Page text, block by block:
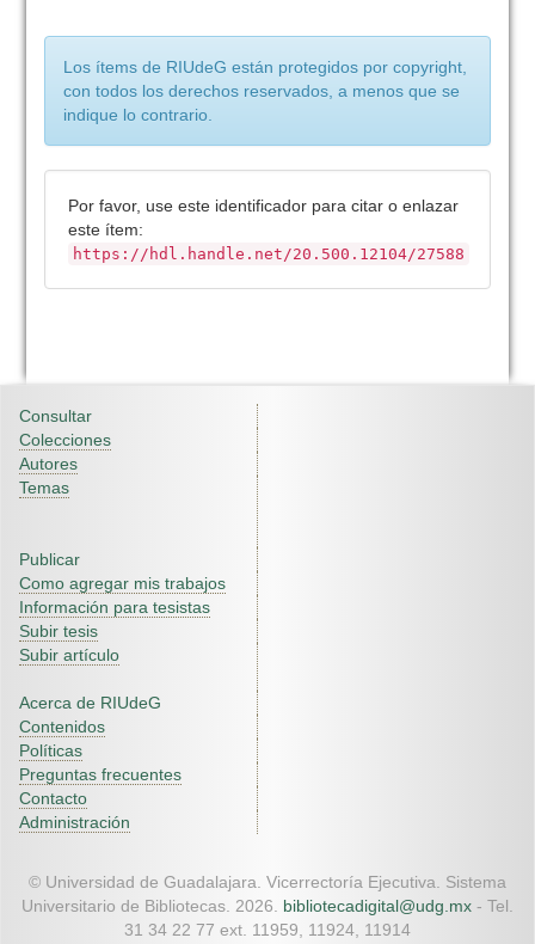
Los ítems de RIUdeG están protegidos por copyright,
con todos los derechos reservados, a menos que se
indique lo contrario.
Por favor, use este identificador para citar o enlazar
este ítem:
https://hdl.handle.net/20.500.12104/27588
Consultar
Colecciones
Autores
Temas
Publicar
Como agregar mis trabajos
Información para tesistas
Subir tesis
Subir artículo
Acerca de RIUdeG
Contenidos
Políticas
Preguntas frecuentes
Contacto
Administración
© Universidad de Guadalajara. Vicerrectoría Ejecutiva. Sistema
Universitario de Bibliotecas. 2026. bibliotecadigital@udg.mx - Tel.
31 34 22 77 ext. 11959, 11924, 11914